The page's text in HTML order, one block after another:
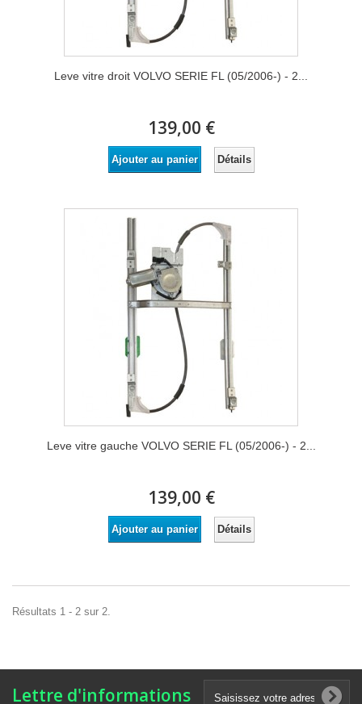
Leve vitre droit VOLVO SERIE FL (05/2006-) - 2...
139,00 €
Ajouter au panier Détails
Leve vitre gauche VOLVO SERIE FL (05/2006-) - 2...
139,00 €
Ajouter au panier Détails
Résultats 1 - 2 sur 2.
Lettre d'informations